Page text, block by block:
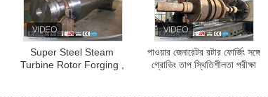
Super Steel Steam
Turbine Rotor Forging ,
পাওয়ার জেনারেটর রটার ফোর্জিং সঙ্গে
গ্রোভিং তাপ স্থিতিশীলতা পরীক্ষা